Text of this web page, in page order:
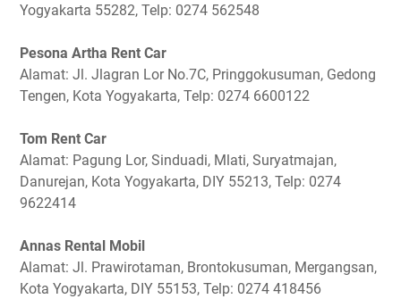
Yogyakarta 55282, Telp: 0274 562548
Pesona Artha Rent Car
Alamat: Jl. Jlagran Lor No.7C, Pringgokusuman, Gedong
Tengen, Kota Yogyakarta, Telp: 0274 6600122
Tom Rent Car
Alamat: Pagung Lor, Sinduadi, Mlati, Suryatmajan,
Danurejan, Kota Yogyakarta, DIY 55213, Telp: 0274
9622414
Annas Rental Mobil
Alamat: Jl. Prawirotaman, Brontokusuman, Mergangsan,
Kota Yogyakarta, DIY 55153, Telp: 0274 418456